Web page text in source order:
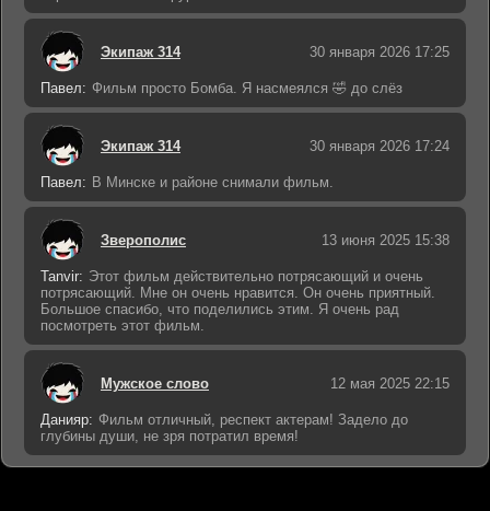
Экипаж 314 30 января 2026 17:25
Павел: Фильм просто Бомба. Я насмеялся 🤣 до слёз
Экипаж 314 30 января 2026 17:24
Павел: В Минске и районе снимали фильм.
Зверополис 13 июня 2025 15:38
Tanvir: Этот фильм действительно потрясающий и очень
потрясающий. Мне он очень нравится. Он очень приятный.
Большое спасибо, что поделились этим. Я очень рад
посмотреть этот фильм.
Мужское слово 12 мая 2025 22:15
Данияр: Фильм отличный, респект актерам! Задело до
глубины души, не зря потратил время!